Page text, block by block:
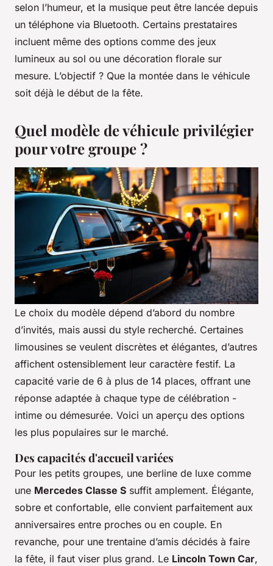
selon l’humeur, et la musique peut être lancée depuis
un téléphone via Bluetooth. Certains prestataires
incluent même des options comme des jeux
lumineux au sol ou une décoration florale sur
mesure. L’objectif ? Que la montée dans le véhicule
soit déjà le début de la fête.
Quel modèle de véhicule privilégier
pour votre groupe ?
Le choix du modèle dépend d’abord du nombre
d’invités, mais aussi du style recherché. Certaines
limousines se veulent discrètes et élégantes, d’autres
affichent ostensiblement leur caractère festif. La
capacité varie de 6 à plus de 14 places, offrant une
réponse adaptée à chaque type de célébration -
intime ou démesurée. Voici un aperçu des options
les plus populaires sur le marché.
Des capacités d'accueil variées
Pour les petits groupes, une berline de luxe comme
une Mercedes Classe S suffit amplement. Élégante,
sobre et confortable, elle convient parfaitement aux
anniversaires entre proches ou en couple. En
revanche, pour une trentaine d’amis décidés à faire
la fête, il faut viser plus grand. Le Lincoln Town Car,